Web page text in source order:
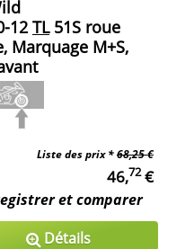
12 TL51S roue
Marquage M+S,
Liste des prix *68,25 €
46,72€
et comparer
Détails